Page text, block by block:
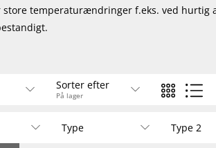
temperaturændringer f.eks. ved hurtig
Sorter efter
På lager
Type Type 2